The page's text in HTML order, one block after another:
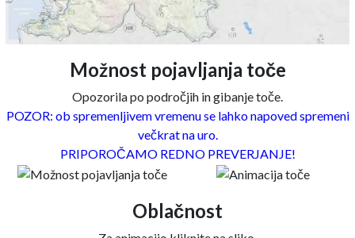
Možnost pojavljanja toče
Opozorila po področjih in gibanje toče.
POZOR: ob spremenljivem vremenu se lahko napoved spremeni
večkrat na uro.
PRIPOROČAMO REDNO PREVERJANJE!
Oblačnost